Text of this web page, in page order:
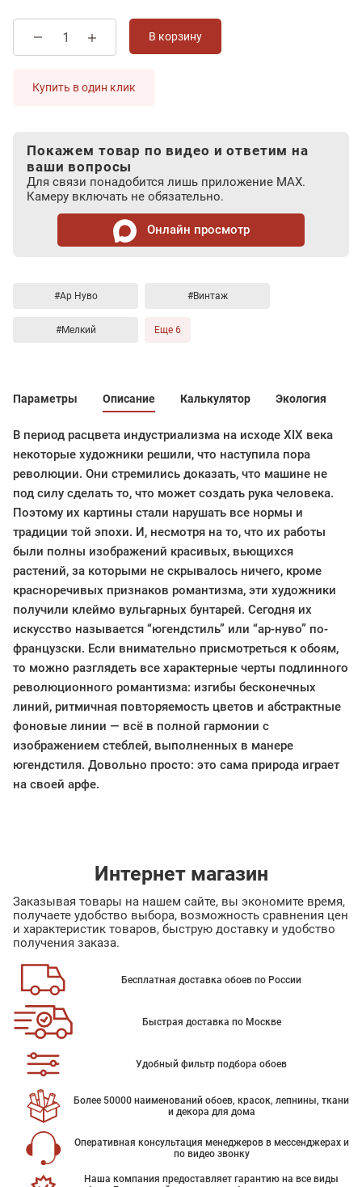
В корзину
Купить в один клик
Покажем товар по видео и ответим на
ваши вопросы
Для связи понадобится лишь приложение MAX.
Камеру включать не обязательно.
Онлайн просмотр
#Ар Нуво #Винтаж
#Мелкий Еще 6
Параметры Описание Калькулятор Экология
В период расцвета индустриализма на исходе XIX века
некоторые художники решили, что наступила пора
революции. Они стремились доказать, что машине не
под силу сделать то, что может создать рука человека.
Поэтому их картины стали нарушать все нормы и
традиции той эпохи. И, несмотря на то, что их работы
были полны изображений красивых, вьющихся
растений, за которыми не скрывалось ничего, кроме
красноречивых признаков романтизма, эти художники
получили клеймо вульгарных бунтарей. Сегодня их
искусство называется “югендстиль” или “ар-нуво” по-
французски. Если внимательно присмотреться к обоям,
то можно разглядеть все характерные черты подлинного
революционного романтизма: изгибы бесконечных
линий, ритмичная повторяемость цветов и абстрактные
фоновые линии — всё в полной гармонии с
изображением стеблей, выполненных в манере
югендстиля. Довольно просто: это сама природа играет
на своей арфе.
Интернет магазин
Заказывая товары на нашем сайте, вы экономите время,
получаете удобство выбора, возможность сравнения цен
и характеристик товаров, быструю доставку и удобство
получения заказа.
Бесплатная доставка обоев по России
Быстрая доставка по Москве
Удобный фильтр подбора обоев
Более 50000 наименований обоев, красок, лепнины, ткани
и декора для дома
Оперативная консультация менеджеров в мессенджерах и
по видео звонку
Наша компания предоставляет гарантию на все виды